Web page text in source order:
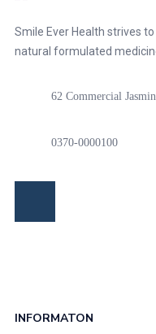
Smile Ever Health strives
natural formulated
62 Commercial
0370-0000100
INFORMATON